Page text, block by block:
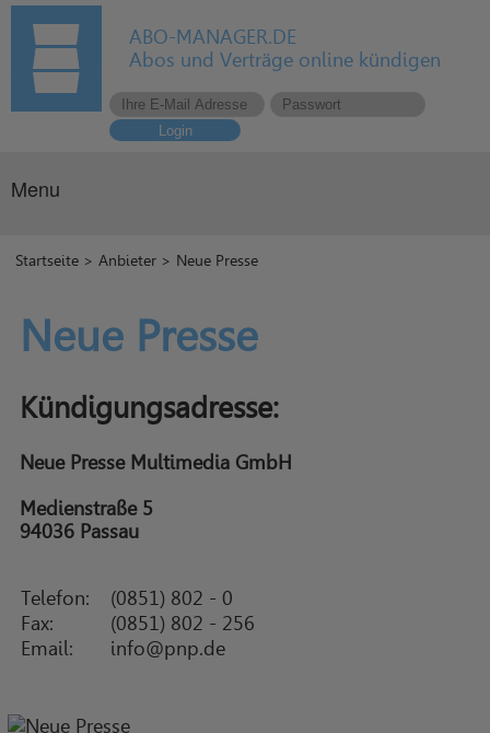
ABO-MANAGER.DE
Abos und Verträge online kündigen
Login
Menu
Startseite >Anbieter > Neue Presse
Neue Presse
Kündigungsadresse:
Neue Presse Multimedia GmbH
Medienstraße 5
94036 Passau
Telefon:
(0851) 802 - 0
Fax:
(0851) 802 - 256
Email:
info@pnp.de